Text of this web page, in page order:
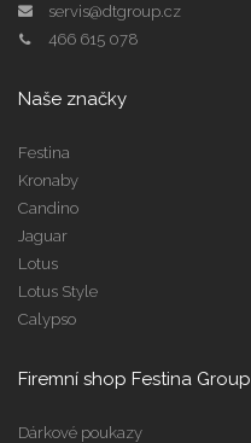
servis@dtgroup.cz
466 615 078
Naše značky
Festina
Kronaby
Candino
Jaguar
Lotus
Lotus Style
Calypso
Firemní shop Festina Group
Dárkové poukazy